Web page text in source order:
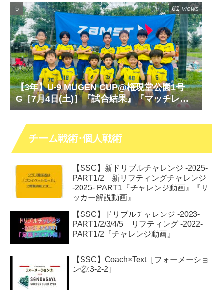
【3年】U-9 MUGEN CUP@権現堂公園1号
G［7月4日(土)］『試合結果』『マッチレポ
ート』『試合動画』
61 views
チーム戦術･個人戦術
【SSC】新ドリブルチャレンジ -2025-
PART1/2 新リフティングチャレンジ
-2025- PART1『チャレンジ動画』『サ
ッカー解説動画』
【SSC】ドリブルチャレンジ -2023-
PART1/2/3/4/5 リフティング -2022-
PART1/2『チャレンジ動画』
【SSC】Coach×Text［フォーメーショ
ン②:3-2-2］